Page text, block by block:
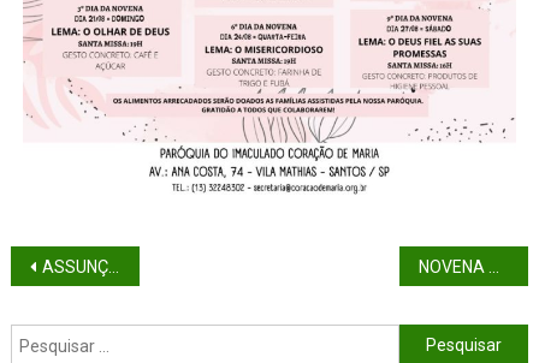
ASSUNÇÃO DE NOSSA SENHORA E VIDA CONSAGRADA